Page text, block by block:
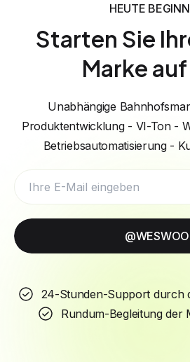
HEUTE
Starten Sie
Marke
Unabhängige
Produktentwicklung - VI-Ton -
Betriebsautomatisierung -
@WESWOO
24-Stunden-Support durch
Rundum-Begleitung der